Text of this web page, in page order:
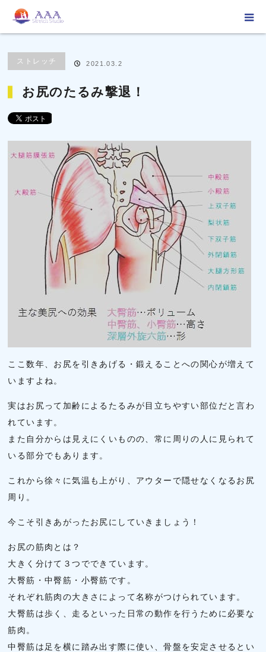
ブログ
ストレッチ 2021.03.2
お尻のたるみ撃退！
ここ数年、お尻を引きあげる・鍛えることへの関心が増えて
いますよね。
実はお尻って加齢によるたるみが目立ちやすい部位だと言わ
れています。
また自分からは見えにくいものの、常に周りの人に見られて
いる部分でもあります。
これから徐々に気温も上がり、アウターで隠せなくなるお尻
周り。
今こそ引きあがったお尻にしていきましょう！
お尻の筋肉とは？
大きく分けて３つでできています。
大臀筋・中臀筋・小臀筋です。
それぞれ筋肉の大きさによって名称がつけられています。
大臀筋は歩く、走るといった日常の動作を行うために必要な
筋肉。
中臀筋は足を横に踏み出す際に使い、骨盤を安定させるとい